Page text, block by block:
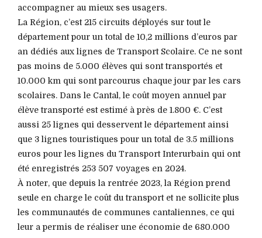
accompagner au mieux ses usagers.
La Région, c’est 215 circuits déployés sur tout le
département pour un total de 10,2 millions d’euros par
an dédiés aux lignes de Transport Scolaire. Ce ne sont
pas moins de 5.000 élèves qui sont transportés et
10.000 km qui sont parcourus chaque jour par les cars
scolaires. Dans le Cantal, le coût moyen annuel par
élève transporté est estimé à près de 1.800 €. C’est
aussi 25 lignes qui desservent le département ainsi
que 3 lignes touristiques pour un total de 3.5 millions
euros pour les lignes du Transport Interurbain qui ont
été enregistrés 253 507 voyages en 2024.
À noter, que depuis la rentrée 2023, la Région prend
seule en charge le coût du transport et ne sollicite plus
les communautés de communes cantaliennes, ce qui
leur a permis de réaliser une économie de 680.000